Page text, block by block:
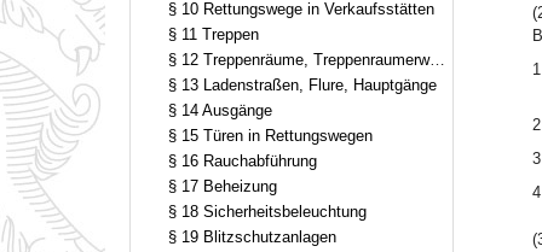
§ 10 Rettungswege in Verkaufsstätten
§ 11 Treppen
§ 12 Treppenräume, Treppenraumerweiterungen
§ 13 Ladenstraßen, Flure, Hauptgänge
§ 14 Ausgänge
§ 15 Türen in Rettungswegen
§ 16 Rauchabführung
§ 17 Beheizung
§ 18 Sicherheitsbeleuchtung
§ 19 Blitzschutzanlagen